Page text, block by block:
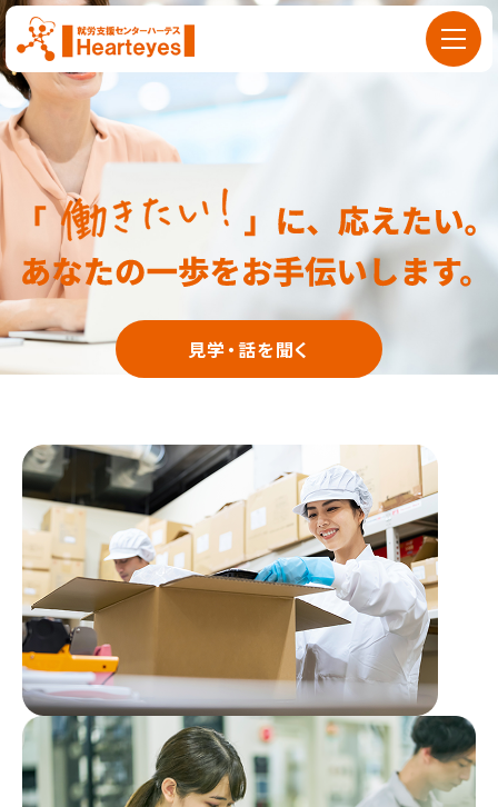
見学・話を聞く